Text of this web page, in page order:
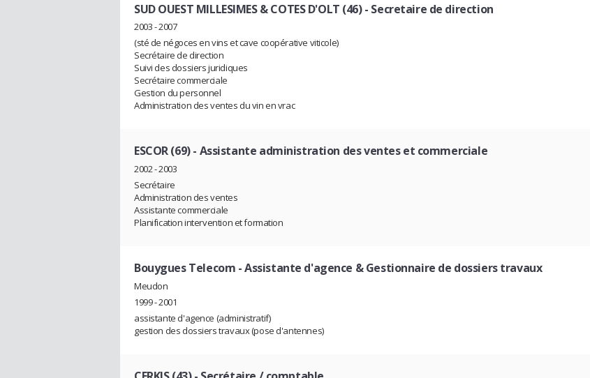
SUD OUEST MILLESIMES & COTES D'OLT (46)- Secretaire de direction
2003 - 2007
(sté de négoces en vins et cave coopérative viticole)
Secrétaire de direction
Suivi des dossiers juridiques
Secrétaire commerciale
Gestion du personnel
Administration des ventes du vin en vrac
ESCOR (69)- Assistante administration des ventes et commerciale
2002 - 2003
Secrétaire
Administration des ventes
Assistante commerciale
Planification intervention et formation
Bouygues Telecom - Assistante d'agence & Gestionnaire de dossiers travaux
Meudon
1999 - 2001
assistante d'agence (administratif)
gestion des dossiers travaux (pose d'antennes)